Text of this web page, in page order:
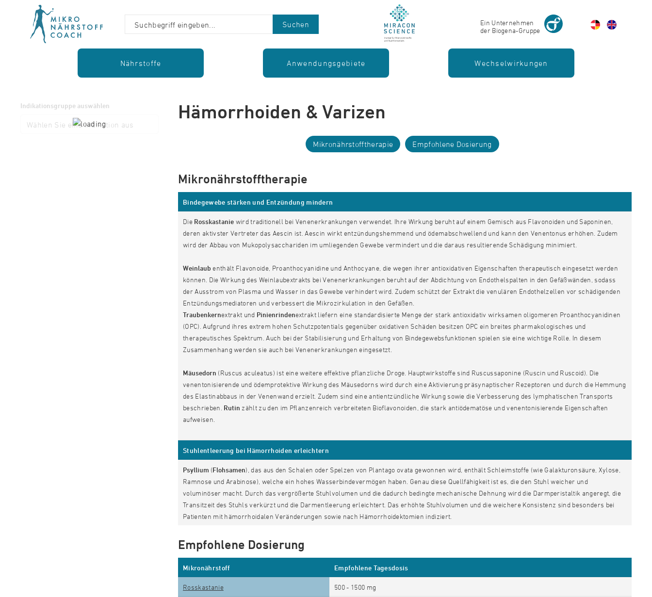
Suchen
Ein Unternehmen
der Biogena-Gruppe
Nährstoffe Anwendungsgebiete Wechselwirkungen
Hämorrhoiden & Varizen
Mikronährstofftherapie Empfohlene Dosierung
Mikronährstofftherapie
Bindegewebe stärken und Entzündung mindern
Die Rosskastanie wird traditionell bei Venenerkrankungen verwendet. Ihre Wirkung beruht auf einem Gemisch aus Flavonoiden und Saponinen,
deren aktivster Vertreter das Aescin ist. Aescin wirkt entzündungshemmend und ödemabschwellend und kann den Venentonus erhöhen. Zudem
wird der Abbau von Mukopolysacchariden im umliegenden Gewebe vermindert und die daraus resultierende Schädigung minimiert.
Weinlaub enthält Flavonoide, Proanthocyanidine und Anthocyane, die wegen ihrer antioxidativen Eigenschaften therapeutisch eingesetzt werden
können. Die Wirkung des Weinlaubextrakts bei Venenerkrankungen beruht auf der Abdichtung von Endothelspalten in den Gefäßwänden, sodass
der Ausstrom von Plasma und Wasser in das Gewebe verhindert wird. Zudem schützt der Extrakt die venulären Endothelzellen vor schädigenden
Entzündungsmediatoren und verbessert die Mikrozirkulation in den Gefäßen.
Traubenkernextrakt und Pinienrindenextrakt liefern eine standardisierte Menge der stark antioxidativ wirksamen oligomeren Proanthocyanidinen
(OPC). Aufgrund ihres extrem hohen Schutzpotentials gegenüber oxidativen Schäden besitzen OPC ein breites pharmakologisches und
therapeutisches Spektrum. Auch bei der Stabilisierung und Erhaltung von Bindegewebsfunktionen spielen sie eine wichtige Rolle. In diesem
Zusammenhang werden sie auch bei Venenerkrankungen eingesetzt.
Mäusedorn (Ruscus aculeatus) ist eine weitere effektive pflanzliche Droge. Hauptwirkstoffe sind Ruscussaponine (Ruscin und Ruscoid). Die
venentonisierende und ödemprotektive Wirkung des Mäusedorns wird durch eine Aktivierung präsynaptischer Rezeptoren und durch die Hemmung
des Elastinabbaus in der Venenwand erzielt. Zudem sind eine antientzündliche Wirkung sowie die Verbesserung des lymphatischen Transports
beschrieben. Rutin zählt zu den im Pflanzenreich verbreiteten Bioflavonoiden, die stark antiödematöse und venentonisierende Eigenschaften
aufweisen.
Stuhlentleerung bei Hämorrhoiden erleichtern
Psyllium (Flohsamen), das aus den Schalen oder Spelzen von Plantago ovata gewonnen wird, enthält Schleimstoffe (wie Galakturonsäure, Xylose,
Ramnose und Arabinose), welche ein hohes Wasserbindevermögen haben. Genau diese Quellfähigkeit ist es, die den Stuhl weicher und
voluminöser macht. Durch das vergrößerte Stuhlvolumen und die dadurch bedingte mechanische Dehnung wird die Darmperistaltik angeregt, die
Transitzeit des Stuhls verkürzt und die Darmentleerung erleichtert. Das erhöhte Stuhlvolumen und die weichere Konsistenz sind besonders bei
Patienten mit hämorrhoidalen Veränderungen sowie nach Hämorrhoidektomien indiziert.
Empfohlene Dosierung
Mikronährstoff Empfohlene Tagesdosis
Rosskastanie 500 - 1500 mg
Indikationsgruppe auswählen